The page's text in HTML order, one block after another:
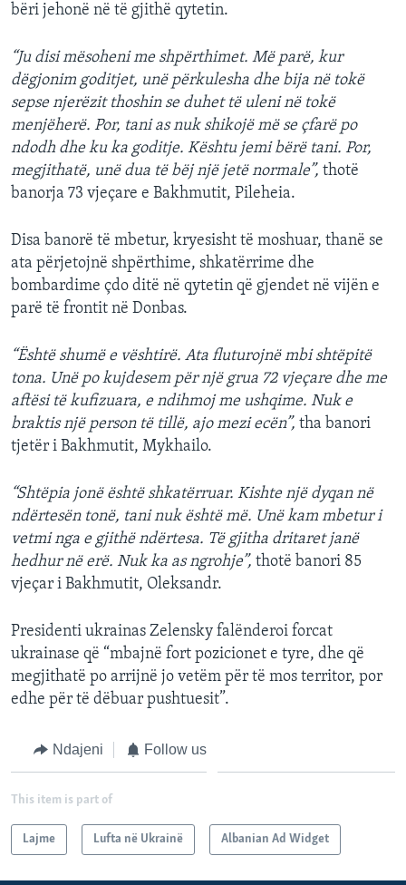
bëri jehonë në të gjithë qytetin.
“Ju disi mësoheni me shpërthimet. Më parë, kur
dëgjonim goditjet, unë përkulesha dhe bija në tokë
sepse njerëzit thoshin se duhet të uleni në tokë
menjëherë. Por, tani as nuk shikojë më se çfarë po
ndodh dhe ku ka goditje. Kështu jemi bërë tani. Por,
megjithatë, unë dua të bëj një jetë normale”, thotë
banorja 73 vjeçare e Bakhmutit, Pileheia.
Disa banorë të mbetur, kryesisht të moshuar, thanë se
ata përjetojnë shpërthime, shkatërrime dhe
bombardime çdo ditë në qytetin që gjendet në vijën e
parë të frontit në Donbas.
“Është shumë e vështirë. Ata fluturojnë mbi shtëpitë
tona. Unë po kujdesem për një grua 72 vjeçare dhe me
aftësi të kufizuara, e ndihmoj me ushqime. Nuk e
braktis një person të tillë, ajo mezi ecën”, tha banori
tjetër i Bakhmutit, Mykhailo.
“Shtëpia jonë është shkatërruar. Kishte një dyqan në
ndërtesën tonë, tani nuk është më. Unë kam mbetur i
vetmi nga e gjithë ndërtesa. Të gjitha dritaret janë
hedhur në erë. Nuk ka as ngrohje”, thotë banori 85
vjeçar i Bakhmutit, Oleksandr.
Presidenti ukrainas Zelensky falënderoi forcat
ukrainase që “mbajnë fort pozicionet e tyre, dhe që
megjithatë po arrijnë jo vetëm për të mos territor, por
edhe për të dëbuar pushtuesit”.
Ndajeni Follow us
This item is part of
Lajme Lufta në Ukrainë Albanian Ad Widget